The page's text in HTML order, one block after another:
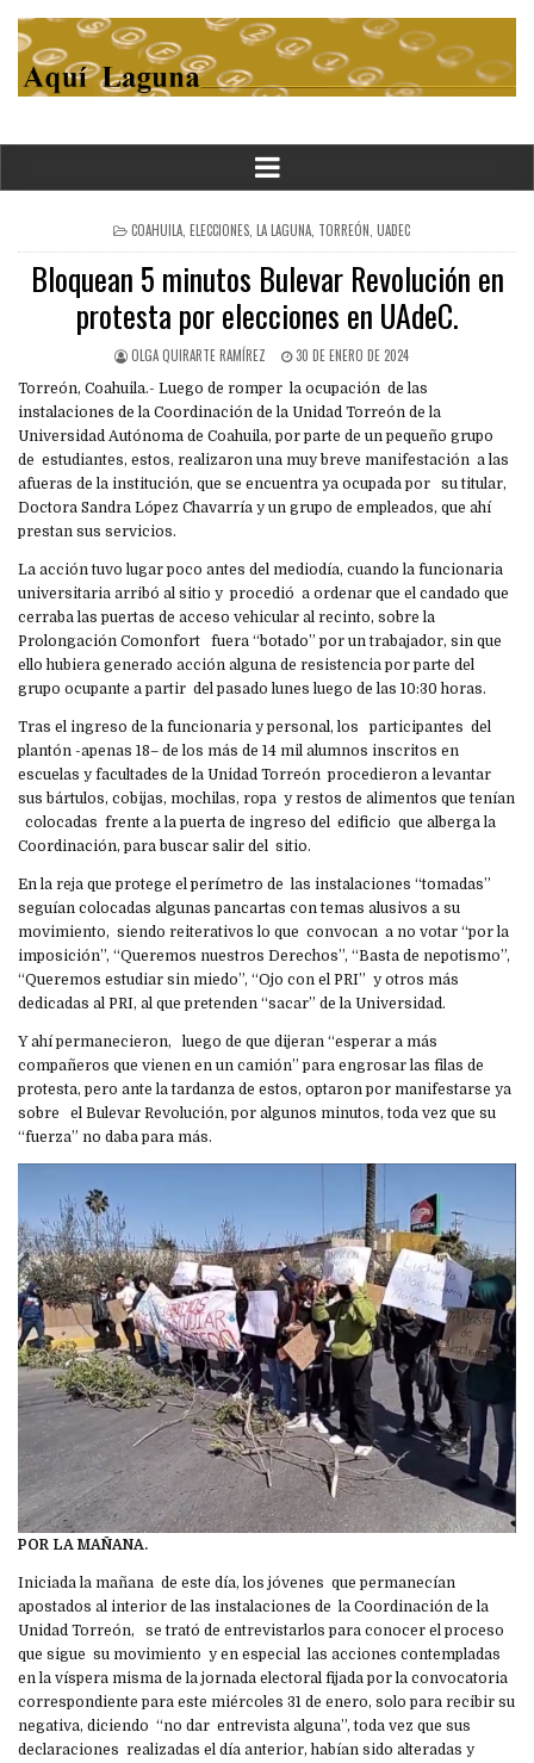
POSTED
IN
COAHUILA, ELECCIONES, LA LAGUNA, TORREÓN UADEC
Bloquean 5 minutos Bulevar Revolución en
protesta por elecciones en UAdeC.
OLGA QUIRARTE RAMÍREZ 30 DE ENERO DE 2024
Torreón, Coahuila.- Luego de romper la ocupación de las
instalaciones de la Coordinación de la Unidad Torreón de la
Universidad Autónoma de Coahuila, por parte de un pequeño grupo
de estudiantes, estos, realizaron una muy breve manifestación a las
afueras de la institución, que se encuentra ya ocupada por su titular,
Doctora Sandra López Chavarría y un grupo de empleados, que ahí
prestan sus servicios.
La acción tuvo lugar poco antes del mediodía, cuando la funcionaria
universitaria arribó al sitio y procedió a ordenar que el candado que
cerraba las puertas de acceso vehicular al recinto, sobre la
Prolongación Comonfort fuera “botado” por un trabajador, sin que
ello hubiera generado acción alguna de resistencia por parte del
grupo ocupante a partir del pasado lunes luego de las 10:30 horas.
Tras el ingreso de la funcionaria y personal, los participantes del
plantón -apenas 18– de los más de 14 mil alumnos inscritos en
escuelas y facultades de la Unidad Torreón procedieron a levantar
sus bártulos, cobijas, mochilas, ropa y restos de alimentos que tenían
colocadas frente a la puerta de ingreso del edificio que alberga la
Coordinación, para buscar salir del sitio.
En la reja que protege el perímetro de las instalaciones “tomadas”
seguían colocadas algunas pancartas con temas alusivos a su
movimiento, siendo reiterativos lo que convocan a no votar “por la
imposición”, “Queremos nuestros Derechos”, “Basta de nepotismo”,
“Queremos estudiar sin miedo”, “Ojo con el PRI” y otros más
dedicadas al PRI, al que pretenden “sacar” de la Universidad.
Y ahí permanecieron, luego de que dijeran “esperar a más
compañeros que vienen en un camión” para engrosar las filas de
protesta, pero ante la tardanza de estos, optaron por manifestarse ya
sobre el Bulevar Revolución, por algunos minutos, toda vez que su
“fuerza” no daba para más.
POR LA MAÑANA.
Iniciada la mañana de este día, los jóvenes que permanecían
apostados al interior de las instalaciones de la Coordinación de la
Unidad Torreón, se trató de entrevistarlos para conocer el proceso
que sigue su movimiento y en especial las acciones contempladas
en la víspera misma de la jornada electoral fijada por la convocatoria
correspondiente para este miércoles 31 de enero, solo para recibir su
negativa, diciendo “no dar entrevista alguna”, toda vez que sus
declaraciones realizadas el día anterior, habían sido alteradas y